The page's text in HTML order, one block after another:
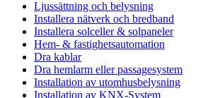
Ljussättning och belysning
Installera nätverk och bredband
Installera solceller & solpaneler
Hem- & fastighetsautomation
Dra kablar
Dra hemlarm eller passagesystem
Installation av utomhusbelysning
Installation av KNX-System